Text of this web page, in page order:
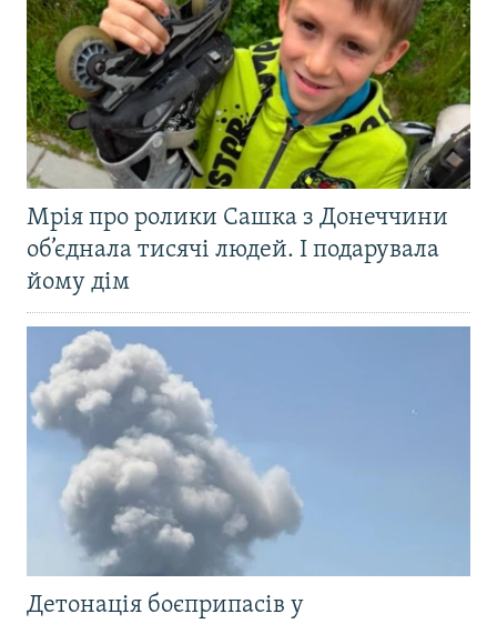
Мрія про ролики Сашка з Донеччини
об’єднала тисячі людей. І подарувала
йому дім
Детонація боєприпасів у